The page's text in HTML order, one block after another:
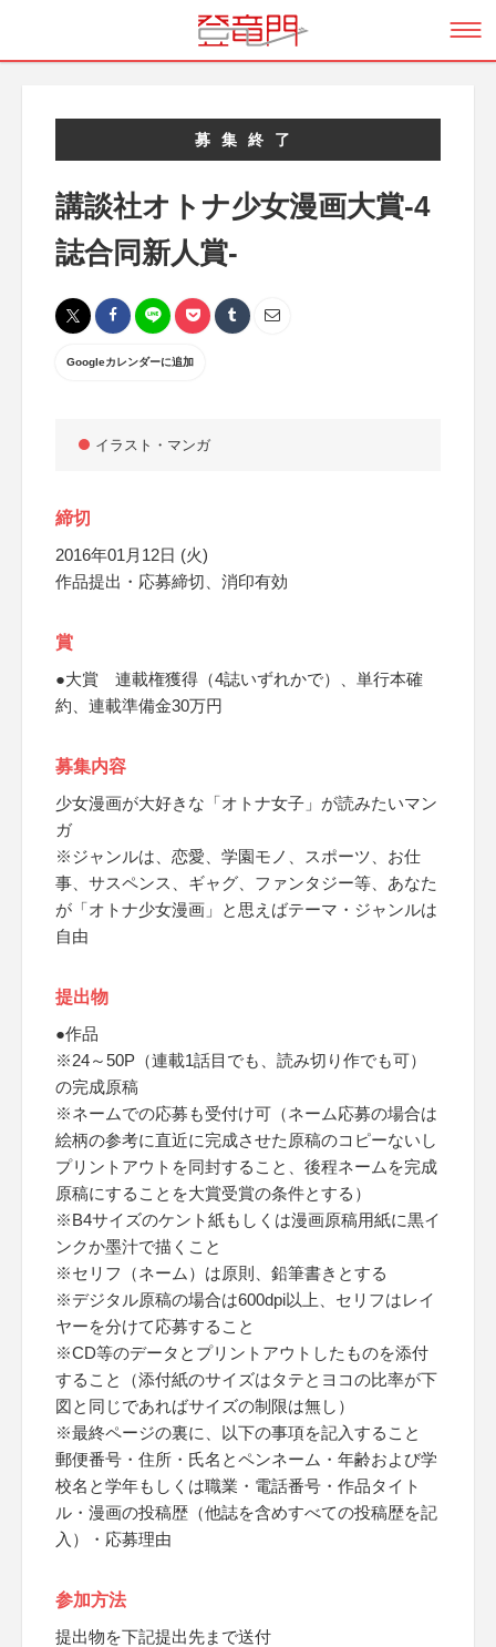
募集終了
講談社オトナ少女漫画大賞-4
誌合同新人賞-
Googleカレンダーに追加
イラスト・マンガ
締切
2016年01月12日 (火)
作品提出・応募締切、消印有効
賞
●大賞 連載権獲得（4誌いずれかで）、単行本確
約、連載準備金30万円
募集内容
少女漫画が大好きな「オトナ女子」が読みたいマン
ガ
※ジャンルは、恋愛、学園モノ、スポーツ、お仕
事、サスペンス、ギャグ、ファンタジー等、あなた
が「オトナ少女漫画」と思えばテーマ・ジャンルは
自由
提出物
●作品
※24～50P（連載1話目でも、読み切り作でも可）
の完成原稿
※ネームでの応募も受付け可（ネーム応募の場合は
絵柄の参考に直近に完成させた原稿のコピーないし
プリントアウトを同封すること、後程ネームを完成
原稿にすることを大賞受賞の条件とする）
※B4サイズのケント紙もしくは漫画原稿用紙に黒イ
ンクか墨汁で描くこと
※セリフ（ネーム）は原則、鉛筆書きとする
※デジタル原稿の場合は600dpi以上、セリフはレイ
ヤーを分けて応募すること
※CD等のデータとプリントアウトしたものを添付
すること（添付紙のサイズはタテとヨコの比率が下
図と同じであればサイズの制限は無し）
※最終ページの裏に、以下の事項を記入すること
郵便番号・住所・氏名とペンネーム・年齢および学
校名と学年もしくは職業・電話番号・作品タイト
ル・漫画の投稿歴（他誌を含めすべての投稿歴を記
入）・応募理由
参加方法
提出物を下記提出先まで送付